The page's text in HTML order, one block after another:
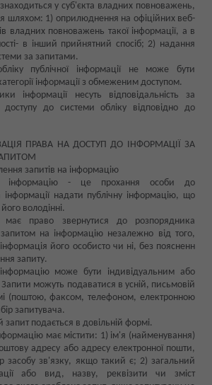
у суб'єкта владних повноважень,
шляхом: 1) оприлюднення на офіційних веб-
владних повноважень такої інформації, а в
в інший прийнятний спосіб; 2) надання
за запитами.
публічної інформації не може бути
інформації з обмеженим доступом.
інформації несуть відповідальність за
доступу до системи обліку відповідно до
ПРАВА НА ДОСТУП ДО ІНФОРМАЦІЇ ЗА
запитів на інформацію
інформацію - це прохання особи до
інформації надати публічну інформацію, що
володінні.
має право звернутися до розпорядника
запитом на інформацію незалежно від того,
його особисто чи ні, без поясненн
запиту.
може бути індивідуальним або
можуть подаватися в усній, письмовій
(поштою, факсом, телефоном, електронною
запитувача.
подається в довільній формі.
має містити: 1) ім'я (найменування)
адресу або адресу електронної пошти,
засобу зв'язку, якщо такий є; 2) загальний
або вид, назву, реквізити чи зміст